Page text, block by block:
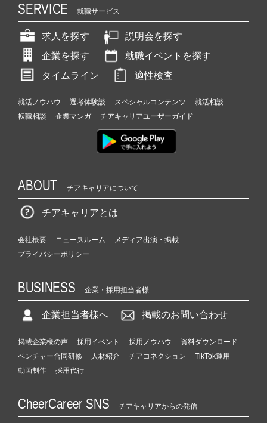
SERVICE 就職サービス
求人を探す
説明会を探す
企業を探す
就職イベントを探す
タイムライン
適性検査
就活ノウハウ 選考体験談 スペシャルコンテンツ
就活相談
転職相談
企業マンガ チアキャリアユーザーガイド
ABOUT チアキャリアについて
チアキャリアとは
会社概要 ニュースルーム
メディア出演・掲載
プライバシーポリシー
BUSINESS 企業・採用担当者様
企業担当者様へ 掲載のお問い合わせ
掲載企業様の声 採用イベント 採用ノウハウ
資料ダウンロード
ベンチャー合同研修
人材紹介 チアコネクション
TikTok運用
動画制作
採用代行
CheerCareer SNS チアキャリアからの発信